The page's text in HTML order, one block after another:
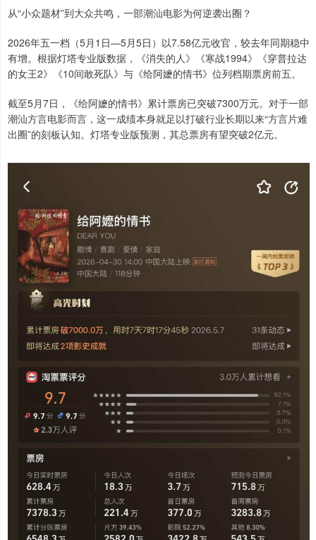
从“小众题材”到大众共鸣，一部潮汕电影为何逆袭出圈？
2026年五一档（5月1日—5月5日）以7.58亿元收官，较去年同期稳中
有增。根据灯塔专业版数据，《消失的人》《寒战1994》《穿普拉达
的女王2》《10间敢死队》与《给阿嬷的情书》位列档期票房前五。
截至5月7日，《给阿嬷的情书》累计票房已突破7300万元。对于一部
潮汕方言电影而言，这一成绩本身就足以打破行业长期以来“方言片难
出圈”的刻板认知。灯塔专业版预测，其总票房有望突破2亿元。